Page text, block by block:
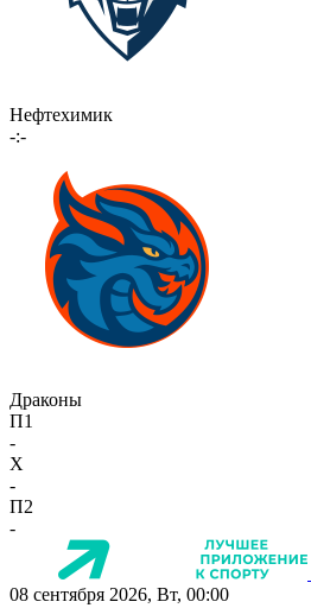
Нефтехимик
-:-
Драконы
П1
-
X
-
П2
-
08 сентября 2026, Вт, 00:00